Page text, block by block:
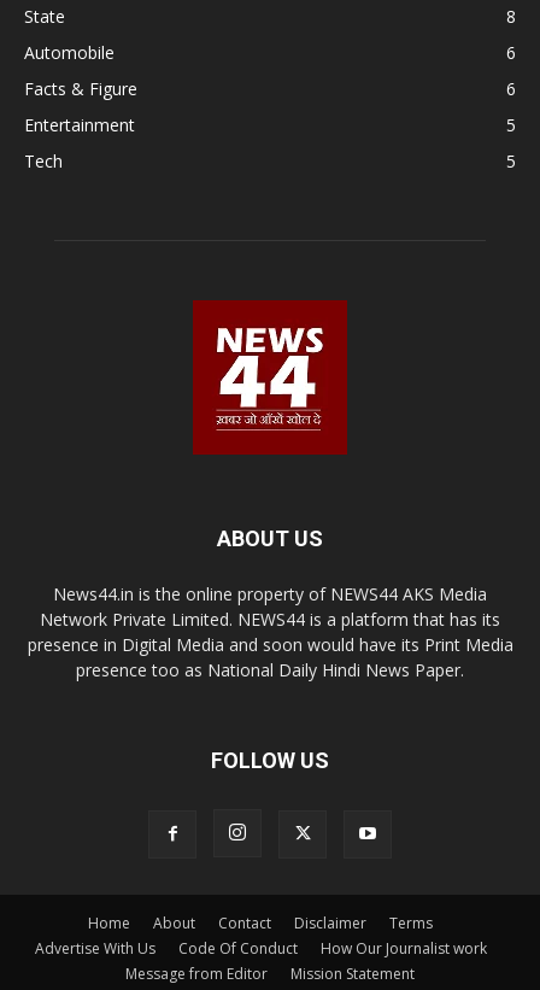
State
8
Automobile
6
Facts & Figure
6
Entertainment
5
Tech
5
ABOUT US
News44.in is the online property of NEWS44 AKS Media
Network Private Limited. NEWS44 is a platform that has its
presence in Digital Media and soon would have its Print Media
presence too as National Daily Hindi News Paper.
FOLLOW US
Home About Contact Disclaimer
Terms
Advertise With Us
Code Of Conduct
How Our Journalist work
Message from Editor
Mission Statement